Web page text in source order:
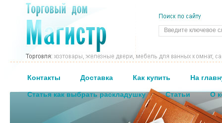
Контакты Доставка Как купить На
Статья как выбрать раскладушку Статьи О